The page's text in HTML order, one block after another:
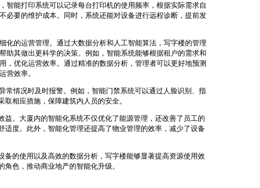
智能打印系统可以记录每台打印机的使用频率，根据实际需求自
必要的维护成本。同时，系统还能对设备进行远程诊断，提前发
化的运营管理。通过大数据分析和人工智能算法，写字楼的管理
助其做出更科学的决策。例如，智能系统能够根据租户的需求和
，优化运营效率。通过精准的数据分析，管理者可以更好地预测
营效率。
情况时及时报警。例如，智能门禁系统可以通过人脸识别、指
相应措施，保障建筑内人员的安全。
。大厦内的智能化系统不仅优化了能源管理，还改善了员工的
度。此外，智能化管理还提高了物业管理的效率，减少了设备
的使用以及高效的数据分析，写字楼能够显著提高资源使用效
色，推动商业地产的智能化升级。